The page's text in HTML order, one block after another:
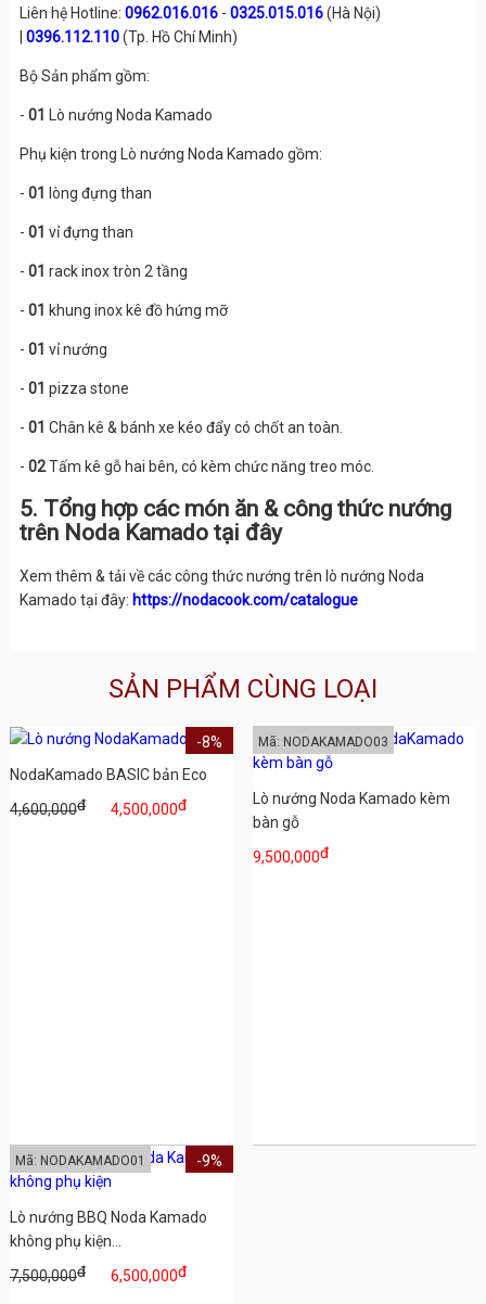
Liên hệ Hotline: 0962.016.016- 0325.015.016(Hà Nội)
0396.112.110(Tp. Hồ Chí Minh)
Bộ Sản phẩm gồm:
- 01 Lò nướng Noda Kamado
Phụ kiện trong Lò nướng Noda Kamado gồm:
- 01 lòng đựng than
- 01 vỉ đựng than
- 01 rack inox tròn 2 tầng
- 01 khung inox kê đồ hứng mỡ
- 01 vỉ nướng
- 01 pizza stone
- 01 Chân kê & bánh xe kéo đẩy có chốt an toàn.
- 02Tấm kê gỗ hai bên, có kèm chức năng treo móc.
5. Tổng hợp các món ăn & công thức nướng
trên Noda Kamado tại đây
Xem thêm & tải về các công thức nướng trên lò nướng Noda
Kamado tại đây: https://nodacook.com/catalogue
SẢN PHẨM CÙNG LOẠI
NodaKamado BASIC bản Eco
4,600,000đ 4,500,000đ
-8%
Lò nướng Noda Kamado kèm
bàn gỗ
9,500,000đ
Mã: NODAKAMADO03
Lò nướng BBQ Noda Kamado
không phụ kiện...
7,500,000đ 6,500,000đ
-9%
Mã: NODAKAMADO01